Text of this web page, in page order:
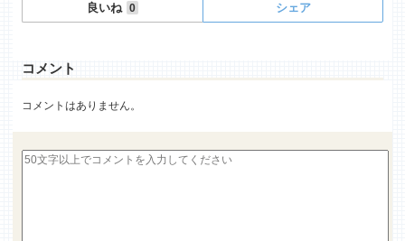
良いね 0 シェア
コメント
コメントはありません。